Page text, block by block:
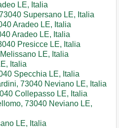
LE, Italia
Supersano LE, Italia
Aradeo LE, Italia
Aradeo LE, Italia
Presicce LE, Italia
LE, Italia
Italia
Specchia LE, Italia
73040 Neviano LE, Italia
Collepasso LE, Italia
73040 Neviano LE,
LE, Italia